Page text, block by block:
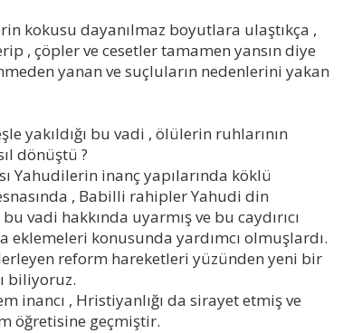
kokusu dayanılmaz boyutlara ulaştıkça ,
, çöpler ve cesetler tamamen yansın diye
yanan ve suçluların nedenlerini yakan
yakıldığı bu vadi , ölülerin ruhlarının
dönüştü ?
Yahudilerin inanç yapılarında köklü
, Babilli rahipler Yahudi din
vadi hakkında uyarmış ve bu caydırıcı
konusunda yardımcı olmuşlardı.
reform hareketleri yüzünden yeni bir
biliyoruz.
inancı , Hristiyanlığı da sirayet etmiş ve
öğretisine geçmiştir.